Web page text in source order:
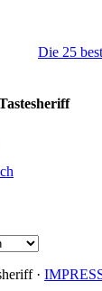
Die 25
·